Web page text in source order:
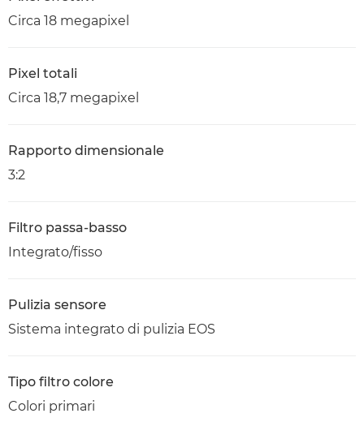
Circa 18 megapixel
Pixel totali
Circa 18,7 megapixel
Rapporto dimensionale
3:2
Filtro passa-basso
Integrato/fisso
Pulizia sensore
Sistema integrato di pulizia EOS
Tipo filtro colore
Colori primari